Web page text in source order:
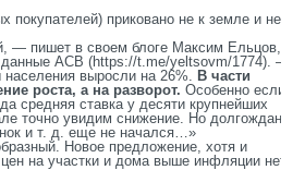
приковано не к земле и не к
— пишет в своем блоге Максим Ельцов,
АСВ (https://t.me/yeltsovm/1774). —
выросли на 26%. В части
роста, а на разворот. Особенно если
средняя ставка у десяти крупнейших
точно увидим снижение. Но долгожданный
и т. д. еще не начался…»
Новое предложение, хотя и
на участки и дома выше инфляции нет.